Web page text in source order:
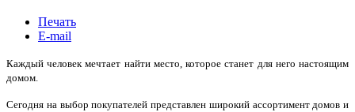
Печать
E-mail
Каждый человек мечтает найти место, которое станет для него настоящим
домом.
Сегодня на выбор покупателей представлен широкий ассортимент домов и